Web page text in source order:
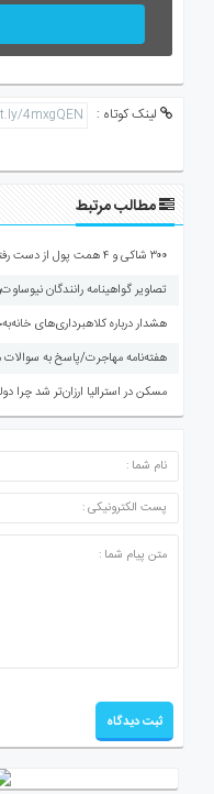
لینک کوتاه :
مطالب مرتبط
۳۰۰ شاکی و ۴ همت پول از دست رفته؛ کلاهبرداری و پولشویی در قالب شرکت مهاجرتی
تصاویر گواهینامه رانندگان
هشدار درباره کلاهبرداری‌های
هفته‌نامه مهاجرت/پاسخ به سوالات
مسکن در استرالیا ارزان‌تر شد چرا
ارسال دیدگاه